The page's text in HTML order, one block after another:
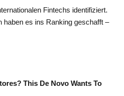
Fintechs identifiziert.
haben es ins Ranking geschafft –
This De Novo Wants To